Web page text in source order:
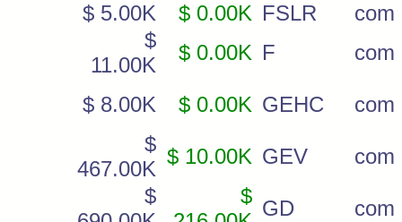
$ 5.00K
$ 0.00K FSLR
com
$
11.00K
$ 0.00K F com
$ 8.00K $ 0.00K GEHC
com
$
467.00K
$ 10.00K GEV
com
$
$
GD
com